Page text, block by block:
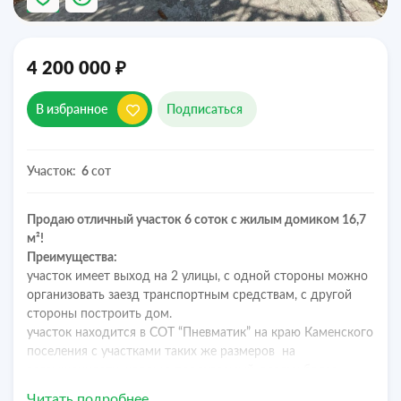
4 200 000 ₽
В избранное Подписаться
Участок: 6 сот
Продаю отличный участок 6 соток с жилым домиком 16,7
м²!
Преимущества:
участок имеет выход на 2 улицы, с одной стороны можно
организовать заезд транспортным средствам, с другой
стороны построить дом.
участок находится в СОТ “Пневматик” на краю Каменского
поселения с участками таких же размеров на